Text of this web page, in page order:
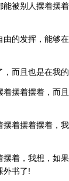
被别人摆着摆
的发挥，能够
而且也是在我
摆着摆着，而
着摆着摆着，
着，我想，如
外书了!